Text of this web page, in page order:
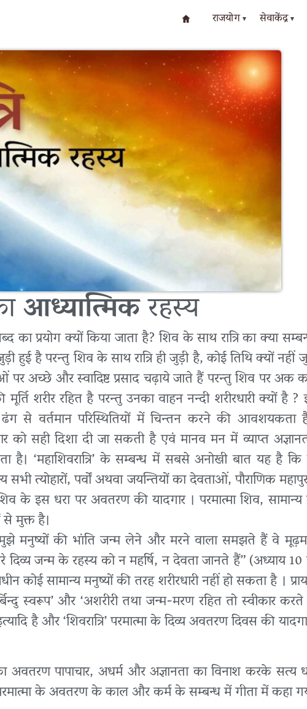
राजयोग ▾ सेवाकेंद्र▾
आध्यात्मिकरहस्य
का प्रयोग क्यों किया जाता है? शिव के साथ रात्रि का क्या
है परन्तु शिव के साथ रात्रि ही जुड़ी है, कोई तिथि क्यों नहीं
अच्छे और स्वादिष्ट प्रसाद चढ़ाये जाते हैं परन्तु शिव पर अक
शरीर रहित है परन्तु उनका वाहन नन्दी शरीरधारी क्यों है ?
ढंग से वर्तमान परिस्थितियों में चिन्तन करने की आवशयकता
को सही दिशा दी जा सकती है एवं मानव मन में व्याप्त
‘महाशिवरात्रि’ के सम्बन्ध में सबसे अनोखी बात यह है
सभी त्योहारों, पर्वों अथवा जयन्तियों का देवताओं, पौराणिक
के इस धरा पर अवतरण की यादगार । परमात्मा शिव, सामान्य
मुक्त है।
मनुष्यों की भांति जन्म लेने और मरने वाला समझते हैं वे
जन्म के रहस्य को न महर्षि, न देवता जानते हैं” (अध्याय
कोई सामान्य मनुष्यों की तरह शरीरधारी नहीं हो सकता है ।
स्वरूप’ और ‘अशरीरी तथा जन्म-मरण रहित तो स्वीकार
है और ‘शिवरात्रि’ परमात्मा के दिव्य अवतरण दिवस की
अवतरण पापाचार, अधर्म और अज्ञानता का विनाश करके सत्य
के अवतरण के काल और कर्म के सम्बन्ध में गीता में कहा